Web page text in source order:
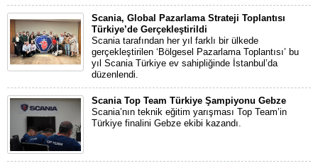
Scania, Global Pazarlama Strateji Toplantısı
Türkiye’de Gerçekleştirildi
Scania tarafından her yıl farklı bir ülkede
gerçekleştirilen ‘Bölgesel Pazarlama Toplantısı’ bu
yıl Scania Türkiye ev sahipliğinde İstanbul’da
düzenlendi.
Scania Top Team Türkiye Şampiyonu Gebze
Scania’nın teknik eğitim yarışması Top Team’in
Türkiye finalini Gebze ekibi kazandı.